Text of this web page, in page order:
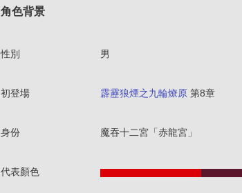
角色背景
性別 男
初登場 霹靂狼煙之九輪燎原第8章
身份 魔吞十二宮「赤龍宮」
代表顏色